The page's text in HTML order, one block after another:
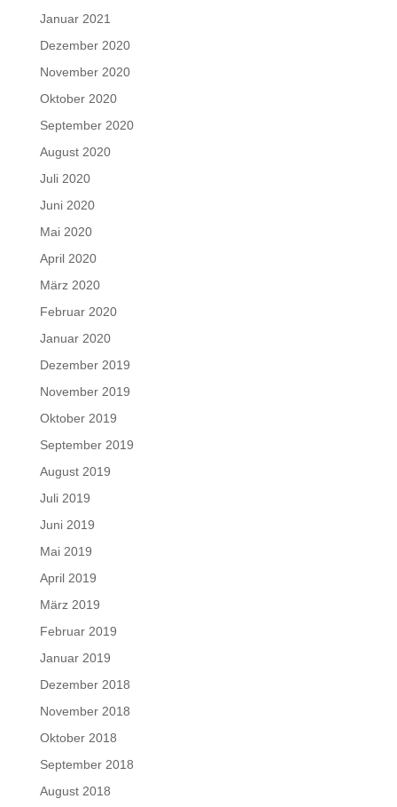
Januar 2021
Dezember 2020
November 2020
Oktober 2020
September 2020
August 2020
Juli 2020
Juni 2020
Mai 2020
April 2020
März 2020
Februar 2020
Januar 2020
Dezember 2019
November 2019
Oktober 2019
September 2019
August 2019
Juli 2019
Juni 2019
Mai 2019
April 2019
März 2019
Februar 2019
Januar 2019
Dezember 2018
November 2018
Oktober 2018
September 2018
August 2018